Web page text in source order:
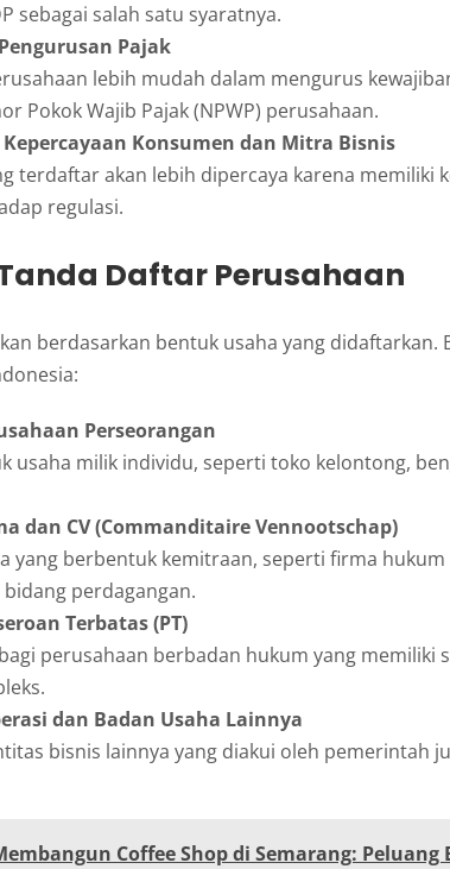
sebagai salah satu syaratnya.
Pajak
lebih mudah dalam mengurus
Pokok Wajib Pajak (NPWP) perusahaan.
Konsumen dan Mitra Bisnis
terdaftar akan lebih dipercaya karena memiliki
regulasi.
Daftar Perusahaan
berdasarkan bentuk usaha yang didaftarkan.
Perseorangan
usaha milik individu, seperti toko kelontong,
dan CV (Commanditaire Vennootschap)
yang berbentuk kemitraan, seperti firma hukum
perdagangan.
Terbatas (PT)
perusahaan berbadan hukum yang memiliki
dan Badan Usaha Lainnya
bisnis lainnya yang diakui oleh pemerintah
Coffee Shop di Semarang: